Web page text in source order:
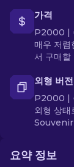
가격
P2000 |
매우 저렴
서 구매할
외형 버전
P2000 |
외형 상
Souvenir
요약 정보